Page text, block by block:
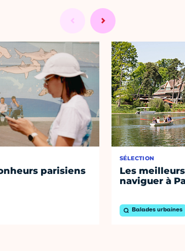
parisiens
SÉLECTION
Les
naviguer à
Balades urbaines